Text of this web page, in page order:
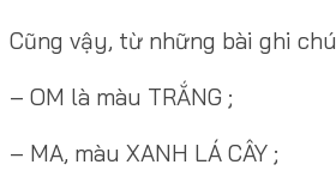
Cũng vậy, từ những bài ghi
– OM là màu TRẮNG ;
– MA, màu XANH LÁ CÂY ;